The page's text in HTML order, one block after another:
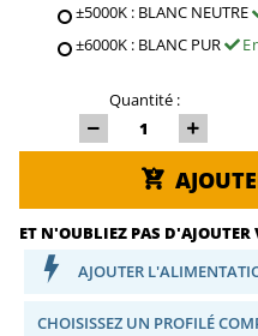
±5000K : BLANC NEUTRE
±6000K : BLANC PUR
Quantité :
ET N'OUBLIEZ PAS
AJOUTER
CHOISISSEZ UN PROFILÉ